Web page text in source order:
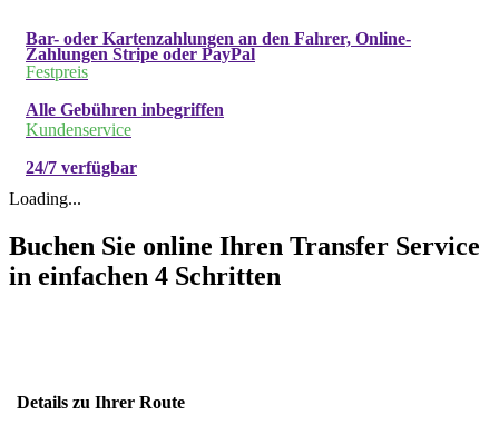
Bar- oder Kartenzahlungen an den Fahrer, Online-
Zahlungen Stripe oder PayPal
Festpreis
Alle Gebühren inbegriffen
Kundenservice
24/7 verfügbar
Loading...
Buchen Sie online Ihren Transfer Service
in einfachen 4 Schritten
Details zu Ihrer Route